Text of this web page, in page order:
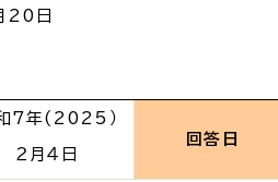
す
20日
7年(2025）
２月４ 日
回答日